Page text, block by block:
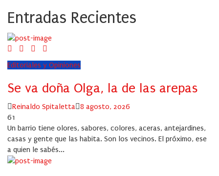
Entradas Recientes
Editoriales y Opiniones
Se va doña Olga, la de las arepas
Author
Reinaldo Spitaletta Posted
8 agosto, 2026
61
Un barrio tiene olores, sabores, colores, aceras, antejardines,
casas y gente que las habita. Son los vecinos. El próximo, ese
a quien le sabés...